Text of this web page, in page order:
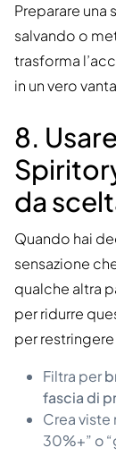
Preparare
salvando o
trasforma
in un vero
8.
da
Quando hai
sensazione
qualche altra
per ridurre
per
Filtra per
fascia di
Crea viste
30%+” o